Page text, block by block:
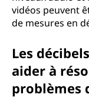
vidéos peuvent
de mesures en
Les
aider à
problèmes